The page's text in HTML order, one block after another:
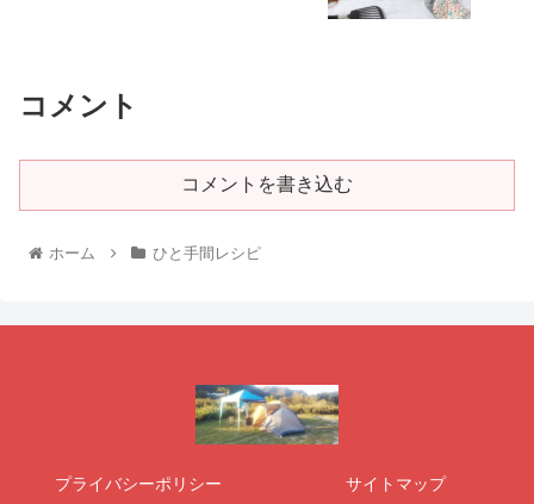
コメント
コメントを書き込む
ホーム ひと手間レシピ
プライバシーポリシー サイトマップ